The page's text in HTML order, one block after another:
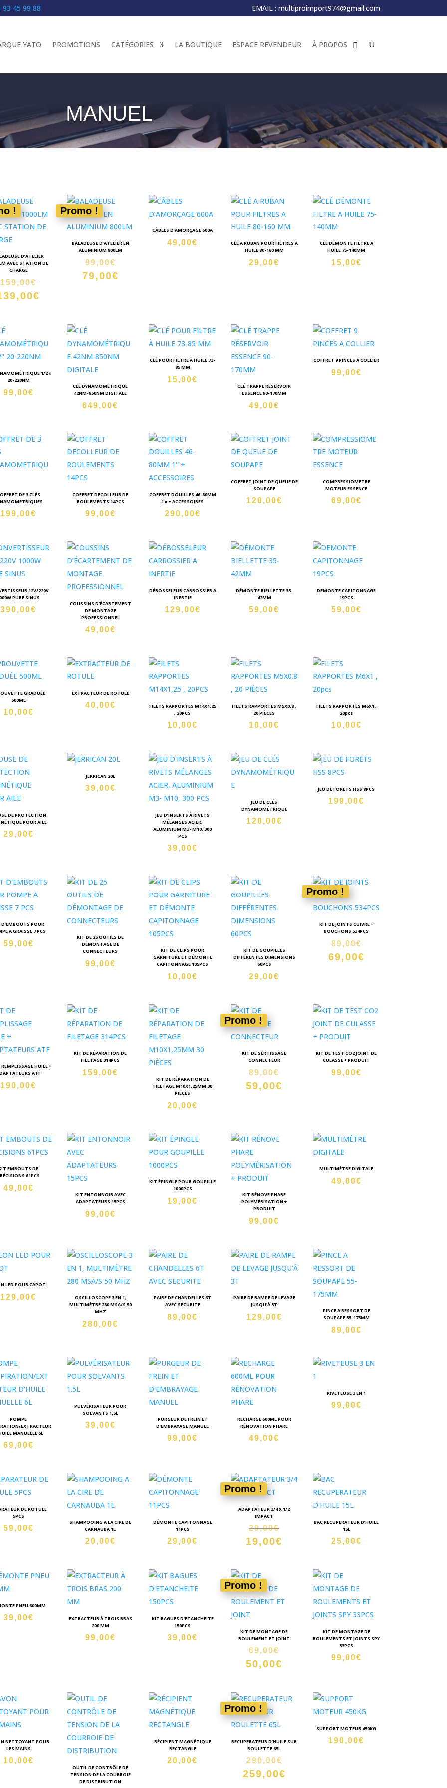
93 45 99 88 EMAIL : multiproimport974@gmail.com
YATO PROMOTIONS CATÉGORIES LA BOUTIQUE ESPACE REVENDEUR À PROPOS
MANUEL
!
D’ATELIER
AVEC STATION DE
CHARGE
159,00€Le
prix
159,00€.
€
139,00€.
Promo !
BALADEUSE D’ATELIER EN
ALUMINIUM 800LM
99,00€Le
prix
79,00€
79,00€.
CÂBLES D’AMORÇAGE 600A
49,00€
CLÉ A RUBAN POUR FILTRES A
HUILE 80-160 MM
29,00€
CLÉ DÉMONTE FILTRE A
HUILE 75-140MM
15,00€
1/2 »
20-220NM
99,00€
CLÉ DYNAMOMÉTRIQUE
42NM-850NM DIGITALE
649,00€
CLÉ POUR FILTRE À HUILE 73-
85 MM
15,00€
CLÉ TRAPPE RÉSERVOIR
ESSENCE 90-170MM
49,00€
COFFRET 9 PINCES A COLLIER
99,00€
DE 3 CLÉS
199,00€
COFFRET DECOLLEUR DE
ROULEMENTS 14PCS
99,00€
COFFRET DOUILLES 46-80MM
1 » + ACCESSOIRES
290,00€
COFFRET JOINT DE QUEUE DE
SOUPAPE
120,00€
COMPRESSIOMETRE
MOTEUR ESSENCE
69,00€
12V/220V
PURE SINUS
390,00€
COUSSINS D’ÉCARTEMENT
DE MONTAGE
PROFESSIONNEL
49,00€
DÉBOSSELEUR CARROSSIER A
INERTIE
129,00€
DÉMONTE BIELLETTE 35-
42MM
59,00€
DEMONTE CAPITONNAGE
19PCS
59,00€
GRADUÉE
500ML
10,00€
EXTRACTEUR DE ROTULE
40,00€
FILETS RAPPORTES M14X1,25
, 20PCS
10,00€
FILETS RAPPORTES M5X0.8 ,
20 PIÈCES
10,00€
FILETS RAPPORTES M6X1 ,
20pcs
10,00€
DE PROTECTION
POUR AILE
29,00€
JERRICAN 20L
39,00€
JEU D’INSERTS À RIVETS
MÉLANGES ACIER,
ALUMINIUM M3- M10, 300
PCS
39,00€
JEU DE CLÉS
DYNAMOMÉTRIQUE
120,00€
JEU DE FORETS HSS 8PCS
199,00€
D’EMBOUTS POUR
A GRAISSE 7 PCS
59,00€
KIT DE 25 OUTILS DE
DÉMONTAGE DE
CONNECTEURS
99,00€
KIT DE CLIPS POUR
GARNITURE ET DÉMONTE
CAPITONNAGE 105PCS
10,00€
KIT DE GOUPILLES
DIFFÉRENTES DIMENSIONS
60PCS
29,00€
Promo !
KIT DE JOINTS CUIVRE +
BOUCHONS 534PCS
89,00€Le
prix
69,00€
69,00€.
HUILE +
ATF
190,00€
KIT DE RÉPARATION DE
FILETAGE 314PCS
159,00€
KIT DE RÉPARATION DE
FILETAGE M10X1,25MM 30
PIÈCES
20,00€
Promo !
KIT DE SERTISSAGE
CONNECTEUR
89,00€Le
prix
59,00€
59,00€.
KIT DE TEST CO2 JOINT DE
CULASSE + PRODUIT
99,00€
EMBOUTS DE
61PCS
49,00€
KIT ENTONNOIR AVEC
ADAPTATEURS 15PCS
99,00€
KIT ÉPINGLE POUR GOUPILLE
1000PCS
19,00€
KIT RÉNOVE PHARE
POLYMÉRISATION +
PRODUIT
99,00€
MULTIMÈTRE DIGITALE
49,00€
LED POUR CAPOT
129,00€
OSCILLOSCOPE 3 EN 1,
MULTIMÈTRE 280 MSA/S 50
MHZ
280,00€
PAIRE DE CHANDELLES 6T
AVEC SECURITE
89,00€
PAIRE DE RAMPE DE LEVAGE
JUSQU’À 3T
129,00€
PINCE A RESSORT DE
SOUPAPE 55-175MM
89,00€
POMPE
EXTRACTEUR
MANUELLE 6L
69,00€
PULVÉRISATEUR POUR
SOLVANTS 1.5L
39,00€
PURGEUR DE FREIN ET
D’EMBRAYAGE MANUEL
99,00€
RECHARGE 600ML POUR
RÉNOVATION PHARE
49,00€
RIVETEUSE 3 EN 1
99,00€
DE ROTULE
5PCS
59,00€
SHAMPOOING A LA CIRE DE
CARNAUBA 1L
20,00€
DÉMONTE CAPITONNAGE
11PCS
29,00€
Promo !
ADAPTATEUR 3/4 X 1/2
IMPACT
29,00€Le
prix
19,00€
19,00€.
BAC RECUPERATEUR D’HUILE
15L
25,00€
PNEU 600MM
39,00€
EXTRACTEUR À TROIS BRAS
200 MM
99,00€
KIT BAGUES D’ETANCHEITE
150PCS
39,00€
Promo !
KIT DE MONTAGE DE
ROULEMENT ET JOINT
69,00€Le
prix
69,00€.
50,00€
est :
50,00€.
KIT DE MONTAGE DE
ROULEMENTS ET JOINTS SPY
33PCS
99,00€
NETTOYANT POUR
LES MAINS
10,00€
OUTIL DE CONTRÔLE DE
TENSION DE LA COURROIE
DE DISTRIBUTION
RÉCIPIENT MAGNÉTIQUE
RECTANGLE
20,00€
Promo !
RECUPERATEUR D’HUILE SUR
ROULETTE 65L
290,00€Le
prix
259,00€
SUPPORT MOTEUR 450KG
190,00€